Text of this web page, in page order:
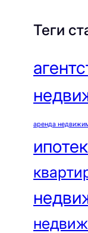
Теги
аренда